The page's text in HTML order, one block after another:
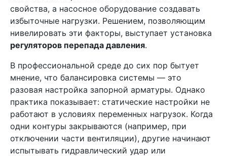
свойства, а насосное оборудование создавать
избыточные нагрузки. Решением, позволяющим
нивелировать эти факторы, выступает установка
регуляторов перепада давления.
В профессиональной среде до сих пор бытует
мнение, что балансировка системы — это
разовая настройка запорной арматуры. Однако
практика показывает: статические настройки не
работают в условиях переменных нагрузок. Когда
одни контуры закрываются (например, при
отключении части вентиляции), другие начинают
испытывать гидравлический удар или